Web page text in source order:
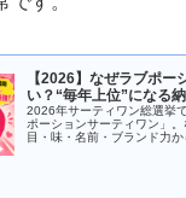
【2026】なぜラブポー
い？“毎年上位”になる
2026年サーティワン総選挙
ポーションサーティワン」
目・味・名前・ブランド力